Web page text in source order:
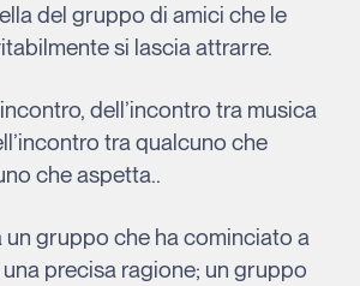
del gruppo di amici che le
si lascia attrarre.
dell’incontro tra musica
tra qualcuno che
che aspetta..
un gruppo che ha cominciato a
precisa ragione; un gruppo